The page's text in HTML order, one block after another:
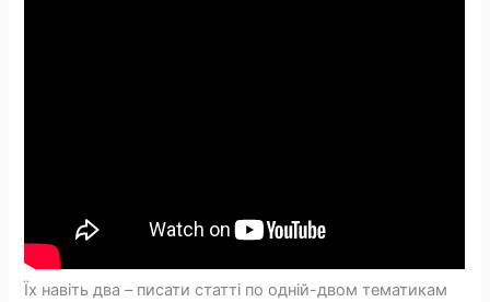
Їх навіть два – писати статті по одній-двом тематикам